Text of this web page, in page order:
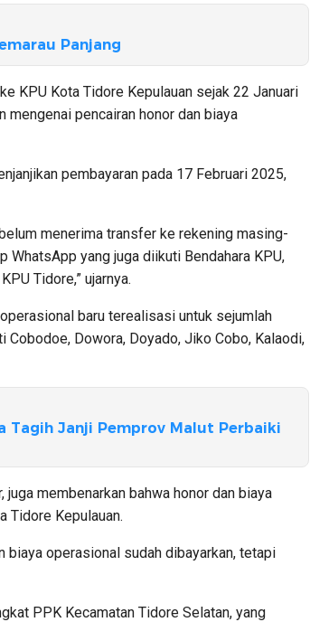
Panjang
KPU Kota Tidore Kepulauan sejak 22 Januari
mengenai pencairan honor dan biaya
pembayaran pada 17 Februari 2025,
menerima transfer ke rekening masing-
WhatsApp yang juga diikuti Bendahara KPU,
Tidore,” ujarnya.
baru terealisasi untuk sejumlah
Cobodoe, Dowora, Doyado, Jiko Cobo, Kalaodi,
Tagih Janji Pemprov Malut Perbaiki
juga membenarkan bahwa honor dan biaya
Tidore Kepulauan.
biaya operasional sudah dibayarkan, tetapi
PPK Kecamatan Tidore Selatan, yang